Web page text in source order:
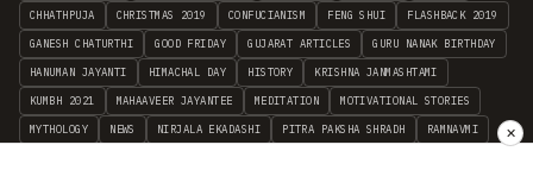
CHHATHPUJA CHRISTMAS 2019 CONFUCIANISM FENG SHUI FLASHBACK 2019
GANESH CHATURTHI GOOD FRIDAY GUJARAT ARTICLES GURU NANAK BIRTHDAY
HANUMAN JAYANTI HIMACHAL DAY HISTORY KRISHNA JANMASHTAMI
KUMBH 2021 MAHAAVEER JAYANTEE MEDITATION MOTIVATIONAL STORIES
MYTHOLOGY NEWS NIRJALA EKADASHI PITRA PAKSHA SHRADH RAMNAVMI ✕